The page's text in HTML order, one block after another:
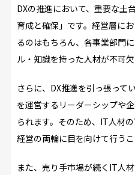
DXの推進において、重要な土
育成と確保」です。経営層に
るのはもちろん、各事業部門
ル・知識を持った人材が不可欠
さらに、DX推進を引っ張って
を運営するリーダーシップや
られます。そのため、IT人材
経営の両輪に目を向けて行うこ
また、売り手市場が続くIT人